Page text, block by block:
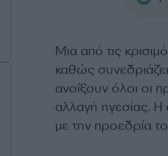
Μια από τις
καθώς
ανοίξουν όλοι οι
αλλαγή ηγεσίας. Η
με την προεδρία